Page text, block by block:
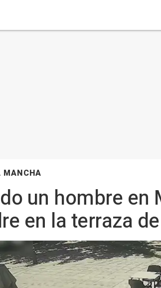
un hombre en
en la terraza